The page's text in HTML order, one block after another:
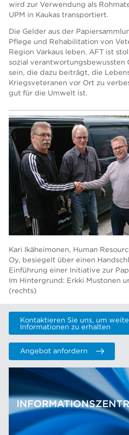
wird zur Verwendung als
UPM in Kaukas transportiert.
Die Gelder aus der
Pflege und Rehabilitation von
Region Varkaus leben. AFT ist
sozial verantwortungsbewussten
sein, die dazu beiträgt, die
Kriegsveteranen vor Ort zu
gut für die Umwelt ist.
Kari Ikäheimonen, Human
Oy, besiegelt über einen
Einführung einer Initiative zur
Im Hintergrund: Erkki Mustonen
(rechts)
Kontaktieren Sie uns, um
Informationen zu erhalten
Angebot anfordern